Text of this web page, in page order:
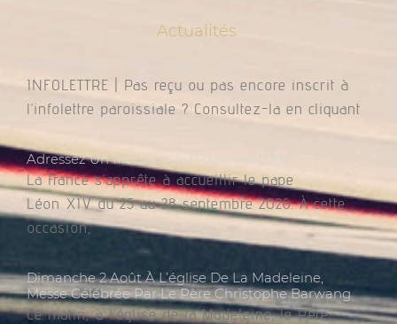
Actualités
INFOLETTRE | Pas reçu ou pas encore inscrit à
l’infolettre paroissiale ? Consultez-la en cliquant
Adressez Un Message Au Pape Léon XIV
La France s’apprête à accueillir le pape
Léon XIV du 25 au 28 septembre 2026. À cette
occasion,
Dimanche 2 Août À L’église De La Madeleine,
Messe Célébrée Par Le Père Christophe Barwang
Ce matin, à l’église de la Madeleine, le Père